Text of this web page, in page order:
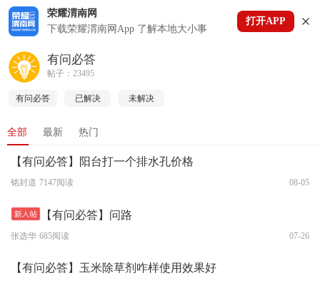
荣耀渭南网
下载荣耀渭南网App 了解本地大小事
打开APP
下拉刷新
有问必答
帖子：23495
有问必答 已解决 未解决
全部 最新 热门
【有问必答】阳台打一个排水孔价格
铭封道 7147阅读 08-05
【有问必答】问路
张选华 685阅读 07-26
【有问必答】玉米除草剂咋样使用效果好